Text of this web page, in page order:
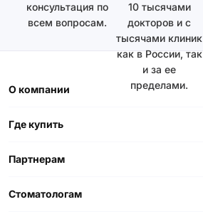
консультация по
всем вопросам.
10 тысячами
докторов и с
тысячами клиник
как в России, так
и за ее
пределами.
О компании
Где купить
Партнерам
Стоматологам